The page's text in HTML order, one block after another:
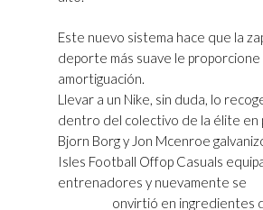
Este nuevo sistema hace que la
deporte más suave le proporcione
amortiguación.
Llevar a un Nike, sin duda, lo
dentro del colectivo de la élite en
Bjorn Borg y Jon Mcenroe
Isles Football Offop Casuals
entrenadores y nuevamente se
onvirtió en ingredientes